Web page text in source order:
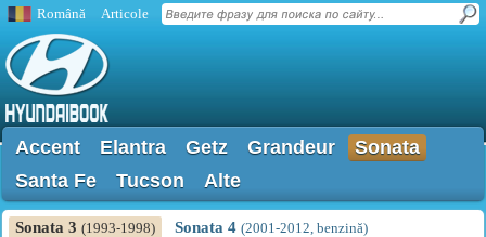
Română Articole
Accent Elantra Getz Grandeur
Sonata
Santa Fe
Tucson Alte
Sonata 3 (1993-1998) Sonata 4 (2001-2012, benzină)